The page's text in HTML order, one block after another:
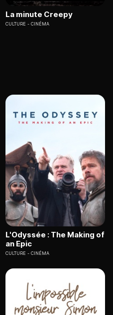
La minute Creepy
CULTURE CINÉMA
L'Odyssée : The Making of
an Epic
CULTURE CINÉMA